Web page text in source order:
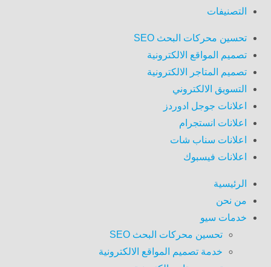
التصنيفات
تحسين محركات البحث SEO
تصميم المواقع الالكترونية
تصميم المتاجر الالكترونية
التسويق الالكتروني
اعلانات جوجل ادوردز
اعلانات انستجرام
اعلانات سناب شات
اعلانات فيسبوك
الرئيسية
من نحن
خدمات سيو
تحسين محركات البحث SEO
خدمة تصميم المواقع الالكترونية